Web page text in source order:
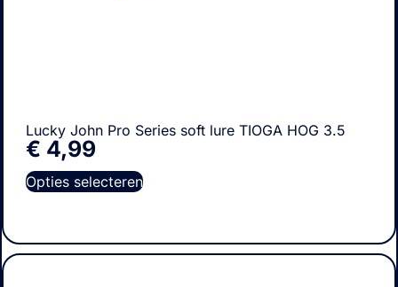
Lucky John Pro Series soft lure TIOGA HOG 3.5
€ 4,99
Opties selecteren